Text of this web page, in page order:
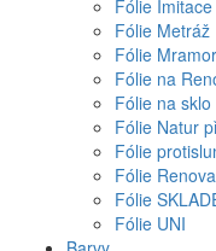
Fólie
Fólie Metráž
Fólie Mramor
Fólie na
Fólie na sklo
Fólie Natur
Fólie
Fólie
Fólie
Fólie UNI